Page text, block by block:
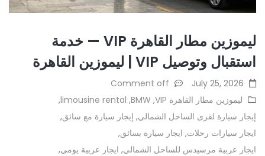
ليموزين مطار القاهرة VIP — خدمة
استقبال وتوصيل VIP | ليموزين القاهرة
July 25, 2026
ليموزين مطار القاهرة VIP
,
BMW
,
limousine rental
,
إيجار سيارة لقرى الساحل الشمالي, إيجار سيارة مع سائق,
ايجار سيارات رحلات, ايجار سيارة بسائق,
ايجار عربية مرسيدس للساحل الشمالي, ايجار عربية يومي,
Comment off